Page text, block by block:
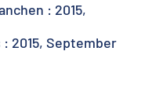
: 2015,
2015, September